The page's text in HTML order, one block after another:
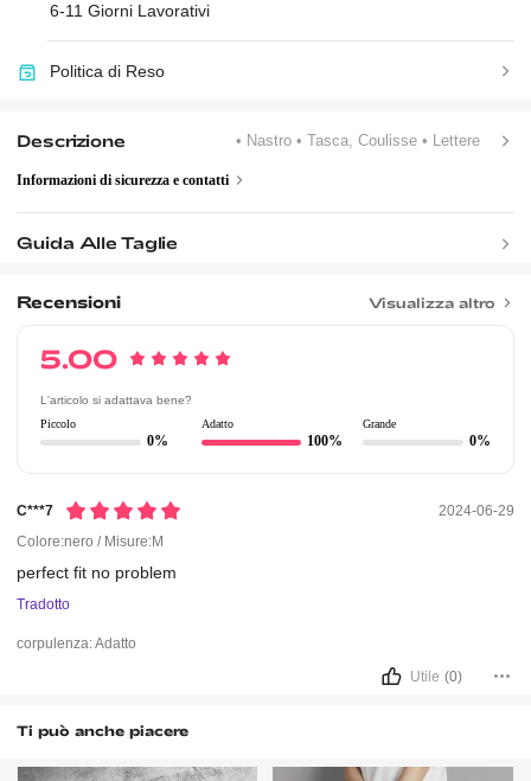
6-11 Giorni Lavorativi
Politica di Reso
Descrizione • Nastro• Tasca, Coulisse• Lettere
Informazioni di sicurezza e contatti
Guida Alle Taglie
Recensioni Visualizza altro
5.00
L'articolo si adattava bene?
Piccolo
0%
Adatto
100%
Grande
0%
C***7
2024-06-29
Colore:nero / Misure:M
perfectfit no problem
Tradotto
corpulenza:Adatto
Utile (0)
Ti può anche piacere